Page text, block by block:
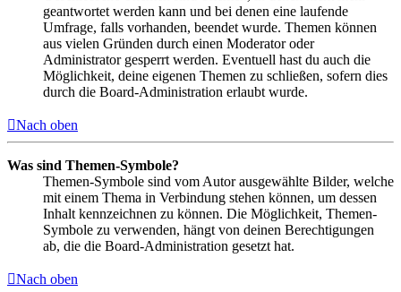
geantwortet werden kann und bei denen eine laufende
Umfrage, falls vorhanden, beendet wurde. Themen können
aus vielen Gründen durch einen Moderator oder
Administrator gesperrt werden. Eventuell hast du auch die
Möglichkeit, deine eigenen Themen zu schließen, sofern dies
durch die Board-Administration erlaubt wurde.
Nach oben
Was sind Themen-Symbole?
Themen-Symbole sind vom Autor ausgewählte Bilder, welche
mit einem Thema in Verbindung stehen können, um dessen
Inhalt kennzeichnen zu können. Die Möglichkeit, Themen-
Symbole zu verwenden, hängt von deinen Berechtigungen
ab, die die Board-Administration gesetzt hat.
Nach oben